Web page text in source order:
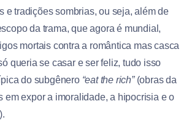
e tradições sombrias, ou seja, além de
da trama, que agora é mundial,
mortais contra a romântica mas casca
queria se casar e ser feliz, tudo isso
do subgênero “eat the rich”(obras da
em expor a imoralidade, a hipocrisia e o